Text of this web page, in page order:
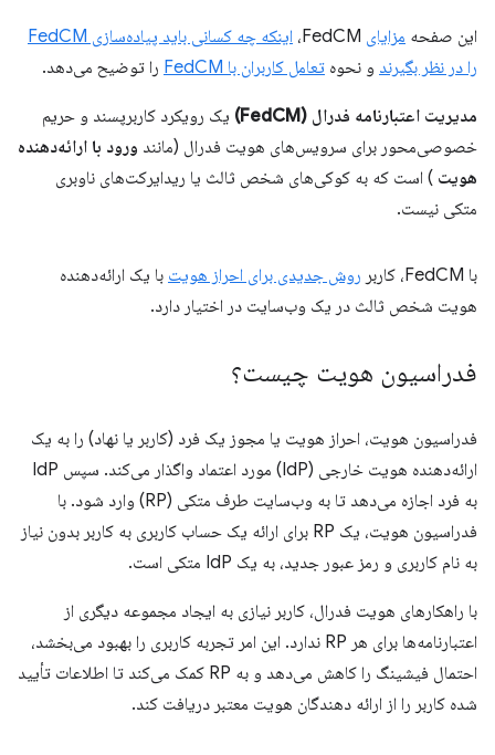
این صفحه مزایای
اینکه چه کسانی باید پیاده‌سازی FedCM
را در نظر بگیرند و نحوه تعامل کاربران با FedCM را توضیح می‌دهد.
مدیریت اعتبارنامه فدرال (FedCM)
یک رویکرد کاربرپسند و حریم
خصوصی‌محور برای سرویس‌های هویت فدرال (مانند ورود با ارائه‌دهنده
هویت ) است که به کوکی‌های شخص ثالث یا ریدایرکت‌های ناوبری
متکی نیست.
با FedCM، کاربر روش جدیدی برای احراز هویت با یک ارائه‌دهنده
هویت شخص ثالث در یک وب‌سایت در اختیار دارد.
فدراسیون هویت چیست؟
فدراسیون هویت، احراز هویت یا مجوز یک فرد (کاربر یا نهاد) را به یک
ارائه‌دهنده هویت خارجی (IdP) مورد اعتماد واگذار می‌کند. سپس IdP
به فرد اجازه می‌دهد تا به وب‌سایت طرف متکی (RP) وارد شود. با
فدراسیون هویت، یک RP برای ارائه یک حساب کاربری به کاربر بدون نیاز
به نام کاربری و رمز عبور جدید، به یک IdP متکی است.
با راهکارهای هویت فدرال، کاربر نیازی به ایجاد مجموعه دیگری از
اعتبارنامه‌ها برای هر RP ندارد. این امر تجربه کاربری را بهبود می‌بخشد،
احتمال فیشینگ را کاهش می‌دهد و به RP کمک می‌کند تا اطلاعات تأیید
شده کاربر را از ارائه دهندگان هویت معتبر دریافت کند.